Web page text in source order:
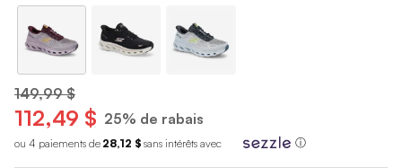
149,99 $
112,49 $ 25% de rabais
ou 4 paiements de 28,12 $ sans intérêts avec ⓘ